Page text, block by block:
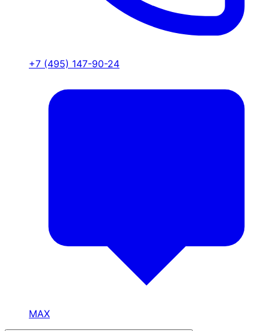
+7 (495) 147-90-24
MAX